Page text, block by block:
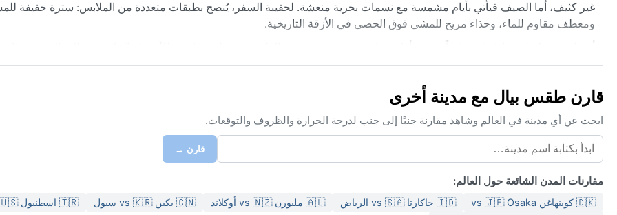
غير كثيف، أما الصيف فيأتي بأيام مشمسة مع نسمات بحرية منعشة. لحقيبة السفر، يُنصح بطبقات متعددة من الملابس: سترة خفيفة
ومعطف مقاوم للماء، وحذاء مريح للمشي فوق الحصى في الأزقة التاريخية.
المنخفضة والضباب شائعة في الخريف وأوائل الشتاء، خاصة في الصباح، مما يضفي جواً غامضاً على البحيرة. كما تهب رياح الفون الجافة
يومياً قبل الخروج.
قارن طقس بيال مع مدينة أخرى
ابحث عن أي مدينة في العالم وشاهد مقارنة جنبًا إلى جنب لدرجة الحرارة والظروف والتوقعات.
قارن →
مقارنات المدن الشائعة حول العالم:
🇩🇰 كوبنهاغن vs 🇯🇵 Osaka 🇮🇩 جاكارتا vs 🇸🇦 الرياض 🇦🇺 ملبورن vs 🇳🇿 أوكلاند 🇨🇳 بكين vs 🇰🇷 سيول 🇹🇷 اسطنبول vs 🇺🇸 ميامي